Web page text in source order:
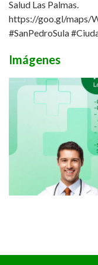
Salud Las Palmas.
https://goo.gl/maps/
#SanPedroSula
Imágenes